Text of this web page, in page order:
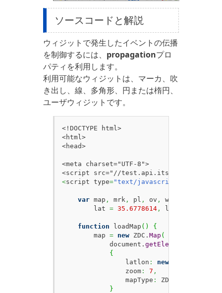
ソースコードと解説
ウィジットで発生したイベントの伝播
を制御するには、 propagationプロ
パティを利用します。
利用可能なウィジットは、マーカ、吹
き出し、線、多角形、円または楕円、
ユーザウィジットです。
<!DOCTYPE html>
<html>
<head>
<meta charset="UTF-8">
<script type="text/javascript"
var map , mrk, pl , ov , widget
        lat
= 35.6778614, lon
function loadMap ( )
{
        map
= new ZDC. Map (
            document.
getElementById
{
                latlon
: new
                zoom
: 7 ,
                mapType
: ZDC.
}